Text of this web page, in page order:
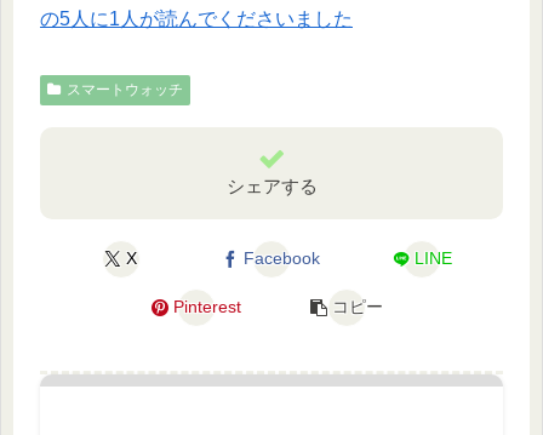
の5人に1人が読んでくださいました
スマートウォッチ
シェアする
X Facebook LINE
Pinterest コピー